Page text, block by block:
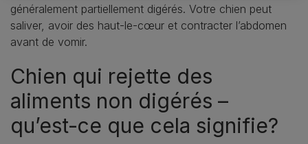
généralement partiellement digérés. Votre chien peut
saliver, avoir des haut-le-cœur et contracter l’abdomen
avant de vomir.
Chien qui rejette des
aliments non digérés –
qu’est‑ce que cela signifie?